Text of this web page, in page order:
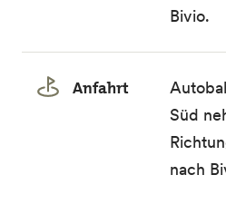
Bivio.
Anfahrt
Süd
nach